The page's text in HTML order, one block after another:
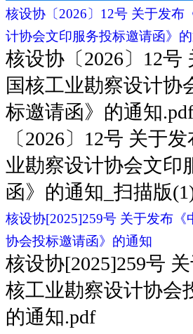
核设协〔2026〕12号 关于发布
计协会文印服务投标邀请函》
核设协〔2026〕12号
国核工业勘察设计协
标邀请函》的通知
〔2026〕12号 关于
业勘察设计协会文印
函》的通知_扫描版
核设协[2025]259号 关于发布《
协会投标邀请函》的通知
核设协[2025]259号
核工业勘察设计协会
的通知.pdf